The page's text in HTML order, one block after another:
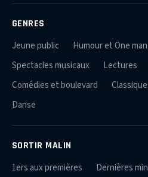
GENRES
Jeune public
Humour et One
Spectacles musicaux
Lectures
Comédies et boulevard
Danse
SORTIR MALIN
1ers aux premières Dernières